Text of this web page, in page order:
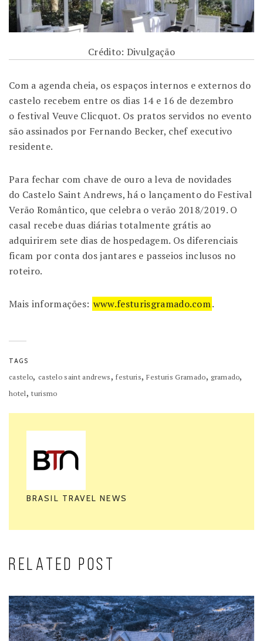
Crédito: Divulgação
Com a agenda cheia, os espaços internos e externos do
castelo recebem entre os dias 14 e 16 de dezembro
o festival Veuve Clicquot. Os pratos servidos no evento
são assinados por Fernando Becker, chef executivo
residente.
Para fechar com chave de ouro a leva de novidades
do Castelo Saint Andrews, há o lançamento do Festival
Verão Romântico, que celebra o verão 2018/2019. O
casal recebe duas diárias totalmente grátis ao
adquirirem sete dias de hospedagem. Os diferenciais
ficam por conta dos jantares e passeios inclusos no
roteiro.
Mais informações: www.festurisgramado.com.
TAGS
castelo, castelo saint andrews,festuris,Festuris Gramado, gramado,
hotel,turismo
BRASIL TRAVEL NEWS
RELATED POST